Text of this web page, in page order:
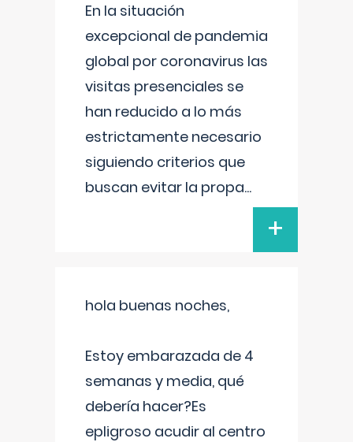
En la situación
excepcional de pandemia
global por coronavirus las
visitas presenciales se
han reducido a lo más
estrictamente necesario
siguiendo criterios que
buscan evitar la propa...
+
hola buenas noches,
Estoy embarazada de 4
semanas y media, qué
debería hacer?Es
epligroso acudir al centro